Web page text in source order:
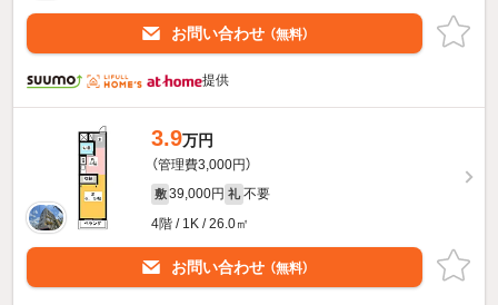
お問い合わせ （無料）
提供
3.9万円
（管理費3,000円）
敷 39,000円 礼 不要
4階 / 1K / 26.0㎡
お問い合わせ （無料）